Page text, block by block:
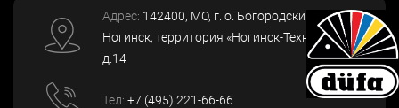
Адрес: 142400, МО, г. о. Богородский, г.
Ногинск, территория «Ногинск-Технопарк»,
д.14
Тел: +7 (495) 221-66-66